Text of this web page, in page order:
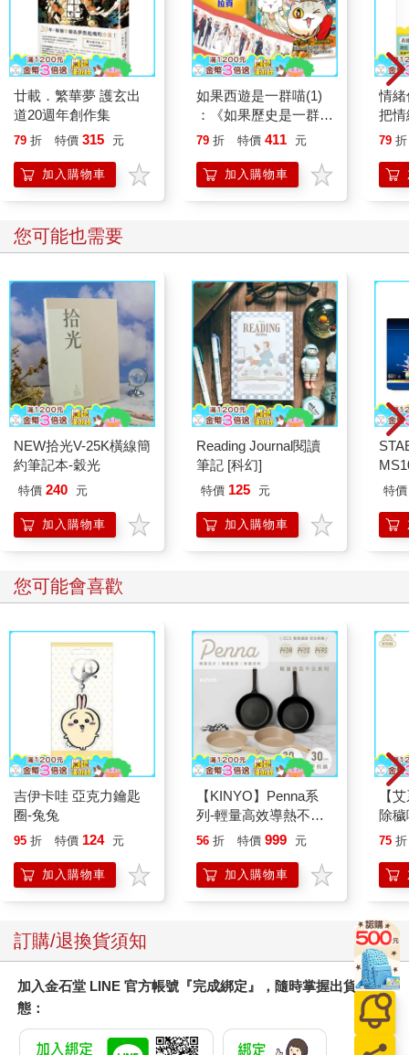
廿載．繁華夢 護玄出
道20週年創作集
79 折 特價 315 元
加入購物車
如果西遊是一群喵(1)
：《如果歷史是一群
喵》作者最新力作，附
79 折 特價 411 元
加入購物車
情
把
誰
79 折
您可能也需要
NEW拾光V-25K橫線簡
約筆記本-穀光
特價 240 元
加入購物車
Reading Journal閱讀
筆記 [科幻]
特價 125 元
加入購物車
色
特價
您可能會喜歡
吉伊卡哇 亞克力鑰匙
圈-兔兔
95 折 特價 124 元
加入購物車
【KINYO】Penna系
列-輕量高效導熱不沾
平煎鍋30cm
56 折 特價 999 元
加入購物車
【
除
平安
另
75 折
訂購/退換貨須知
加入金石堂 LINE 官方帳號『完成綁定』，隨時掌握出貨動
態：